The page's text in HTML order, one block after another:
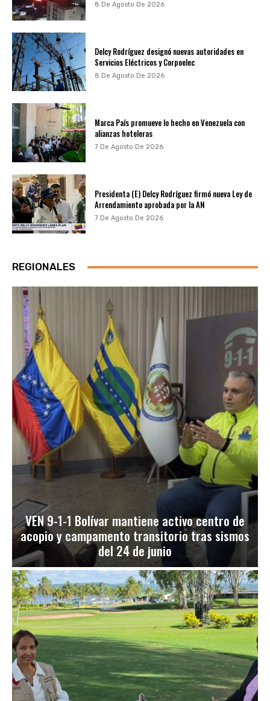
8 De Agosto De 2026
Delcy Rodríguez designó nuevas autoridades en
Servicios Eléctricos y Corpoelec
8 De Agosto De 2026
Marca País promueve lo hecho en Venezuela con
alianzas hoteleras
7 De Agosto De 2026
Presidenta (E) Delcy Rodríguez firmó nueva Ley de
Arrendamiento aprobada por la AN
7 De Agosto De 2026
REGIONALES
VEN 9-1-1 Bolívar mantiene activo centro de
acopio y campamento transitorio tras sismos
del 24 de junio